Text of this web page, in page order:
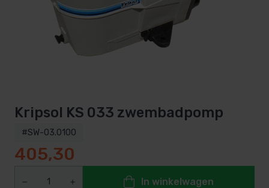
Kripsol KS 033 zwembadpomp
#SW-03.0100
405,30
In winkelwagen